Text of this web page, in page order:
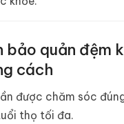
bảo quản đệm
cách
được chăm sóc
thọ tối đa.